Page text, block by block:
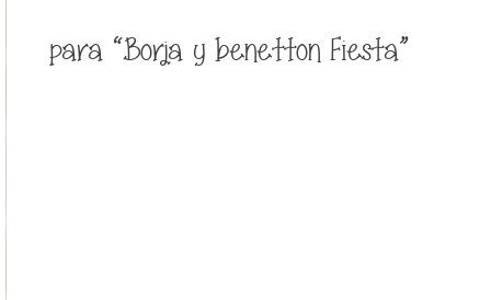
para “Borja y benetton Fiesta”